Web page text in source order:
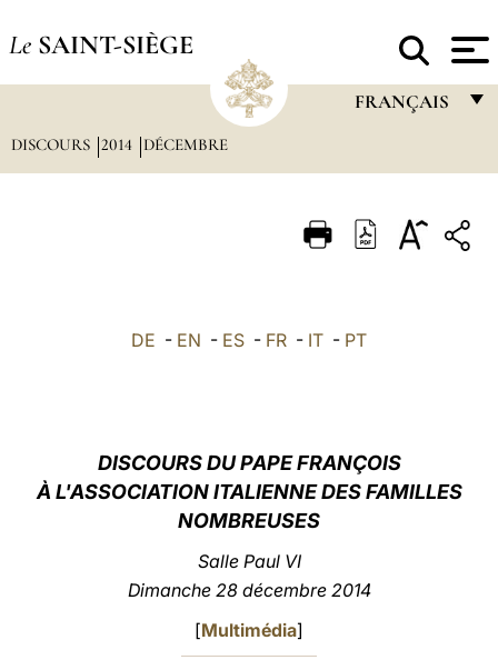
Le SAINT-SIÈGE
FRANÇAIS
ITALIANO
中文
DISCOURS 2014 DÉCEMBRE
DE - EN - ES - FR - IT - PT
DISCOURS DU PAPE FRANÇOIS
À L'ASSOCIATION ITALIENNE DES FAMILLES
NOMBREUSES
Salle Paul VI
Dimanche 28 décembre 2014
[Multimédia]